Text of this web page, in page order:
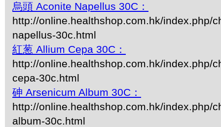
烏頭 Aconite Napellus 30C：
http://online.healthshop.com.hk/index.php/
napellus-30c.html
紅葱 Allium Cepa 30C：
http://online.healthshop.com.hk/index.php/
cepa-30c.html
砷 Arsenicum Album 30C：
http://online.healthshop.com.hk/index.php/
album-30c.html